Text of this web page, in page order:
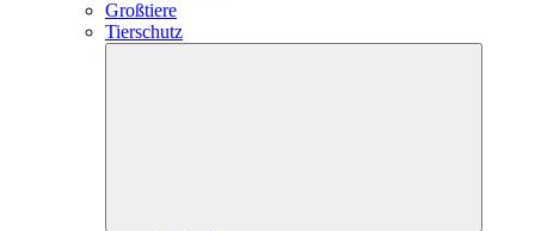
Großtiere
Tierschutz